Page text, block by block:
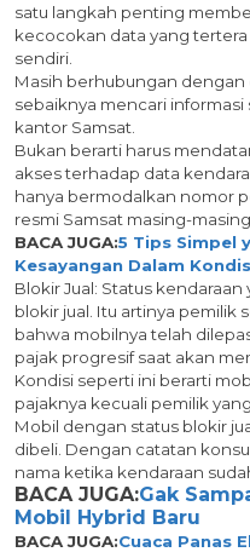
satu langkah penting
kecocokan data yang tertera
sendiri.
Masih berhubungan
sebaiknya mencari
kantor Samsat.
Bukan berarti harus
akses terhadap data
hanya bermodalkan nomor
resmi Samsat masing-
BACA JUGA:5 Tips Simpel
Kesayangan Dalam
Blokir Jual: Status
blokir jual. Itu artinya pemilik
bahwa mobilnya telah
pajak progresif saat akan
Kondisi seperti ini berarti
pajaknya kecuali pemilik
Mobil dengan status blokir
dibeli. Dengan catatan
nama ketika kendaraan
BACA JUGA:Gak
Mobil Hybrid Baru
BACA JUGA:Cuaca Panas